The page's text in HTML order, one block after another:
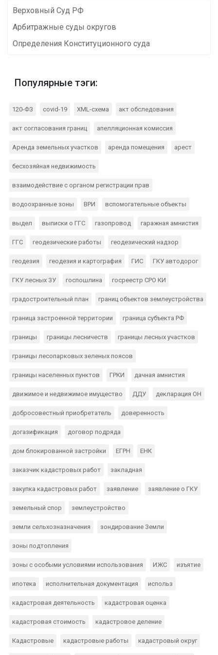
Верховный Суд РФ
Арбитражные суды округов
Определения Конституционного суда
Популярные тэги:
120-ФЗ covid-19 XML-схема акт обследования
акт согласования границ апелляционная комиссия
Аренда земельных участков аренда помещения арест
бесхозяйная недвижимость
взаимодействие с органом регистрации прав
водоохранные зоны ВРИ вспомогательные объекты
выдел выписки о ГГС газопровод гаражная амнистия
ГГС геодезические работы геодезический надзор
геодезия геодезия и картография ГИС ГКУ автодорог
ГКУ лесных ЗУ госпошлина госреестр СРО КИ
градостроительный план границ объектов землеустройства
граница застроенной территории граница субъекта РФ
границы границы лесничеств границы лесных участков
границы лесопарковых зеленых поясов
границы населенных пунктов ГРКИ дачная амнистия
движимое и недвижимое имущество ДДУ декларация ОН
добросовестный приобретатель доверенность
догазификация договор подряда
дом блокированной застройки ЕГРН ЕНК
заказчик кадастровых работ закладная
закупка кадастровых работ заявление заявление о ГКУ
земельный спор землеустройство
земли сельхозназначения зондирование Земли
зоны подтопления
зоны с особыми условиями использования ИЖС изъятие
ипотека исполнительная документация использ
кадастровая деятельность кадастровая оценка
кадастровая стоимость кадастровое деление
Кадастровые кадастровые работы кадастровый округ